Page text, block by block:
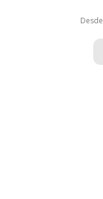
Desde